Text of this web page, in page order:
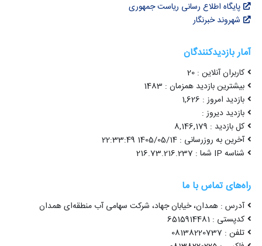
پایگاه اطلاع رسانی ریاست جمهوری
شهروند خبرنگار
آمار بازدیدکنندگان
کاربران آنلاین : 20
بیشترین بازدید همزمان : 1483
بازدید امروز : 1,626
بازدید دیروز :
کل بازدید : 8,146,179
آخرین به روزرسانی : 1405/05/14 22:33:49
شناسه IP شما : 216.73.216.237
راه‌های تماس با ما
آدرس : همدان، خیابان جهاد، شرکت سهامی آب منطقه‌ای همدان
کدپستی : 6515914481
تلفن : 08138220737